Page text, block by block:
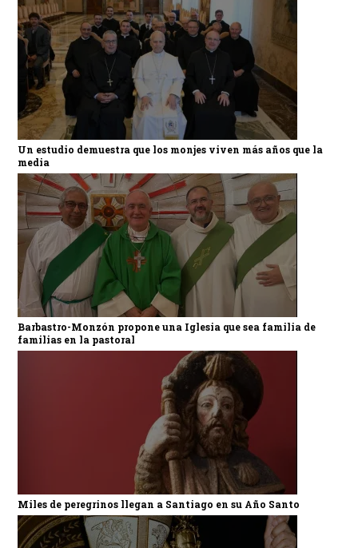
Un estudio demuestra que los monjes viven más años que la
media
Barbastro-Monzón propone una Iglesia que sea familia de
familias en la pastoral
Miles de peregrinos llegan a Santiago en su Año Santo